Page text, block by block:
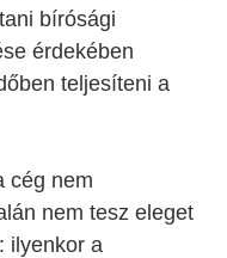
bírósági
érdekében
teljesíteni a
cég nem
nem tesz eleget
ilyenkor a